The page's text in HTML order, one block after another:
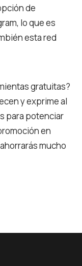
de
lo que es
esta red
gratuitas?
y exprime al
para potenciar
en
mucho